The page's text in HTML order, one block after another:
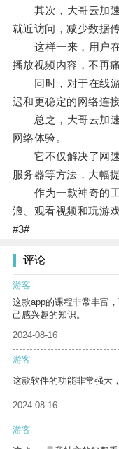
其次，大哥云加速
就近访问，减少数据
这样一来，用户在
播放视频内容，不再
同时，对于在线游
迟和更稳定的网络连
总之，大哥云加速
网络体验。
它不仅解决了网速
服务器等方法，大幅
作为一款神奇的工
浪、观看视频和玩游
#3#
评论
游客
这款app的课程非常丰富
己感兴趣的知识。
2024-08-16
游客
这款软件的功能非常强大
2024-08-16
游客